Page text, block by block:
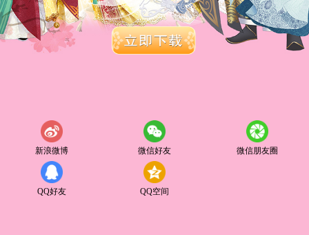
新浪微博 微信好友 微信朋友圈
QQ好友 QQ空间